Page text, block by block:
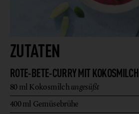
ZUTATEN
ROTE-BETE-CURRY MIT KOKOSMILCH
80mlKokosmilchungesüßt
400ml Gemüsebrühe